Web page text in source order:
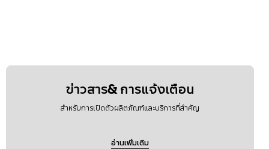
ข่าวสาร& การแจ้งเตือน
สำหรับการเปิดตัวผลิตภัณฑ์และบริการที่สำคัญ
อ่านเพิ่มเติม